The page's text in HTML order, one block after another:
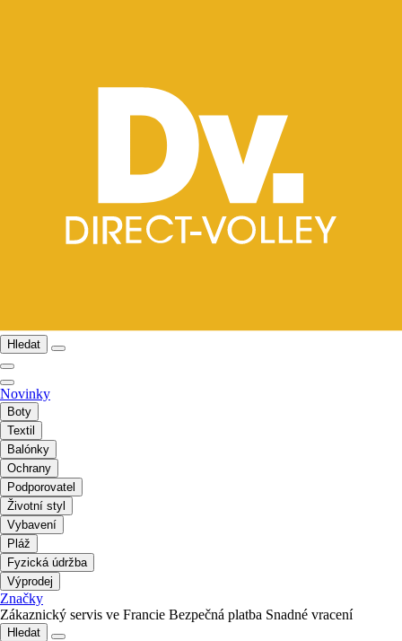
Hledat
Novinky
Boty
Textil
Balónky
Ochrany
Podporovatel
Životní styl
Vybavení
Pláž
Fyzická údržba
Výprodej
Značky
Zákaznický servis ve Francie Bezpečná platba Snadné vracení
Hledat